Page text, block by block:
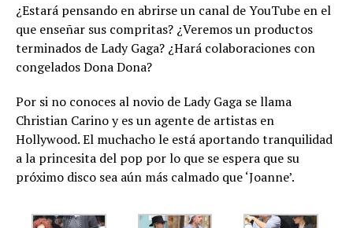
¿Estará pensando en abrirse un canal de YouTube en el
que enseñar sus compritas? ¿Veremos un productos
terminados de Lady Gaga? ¿Hará colaboraciones con
congelados Dona Dona?
Por si no conoces al novio de Lady Gaga se llama
Christian Carino y es un agente de artistas en
Hollywood. El muchacho le está aportando tranquilidad
a la princesita del pop por lo que se espera que su
próximo disco sea aún más calmado que ‘Joanne’.